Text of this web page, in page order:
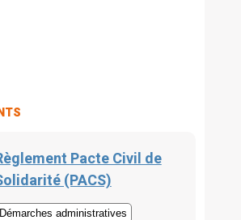
Pacte Civil de
(PACS)
Démarches administratives